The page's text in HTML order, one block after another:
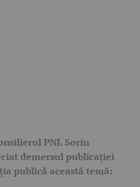
PNL Sorin
demersul publicației
publică această temă: